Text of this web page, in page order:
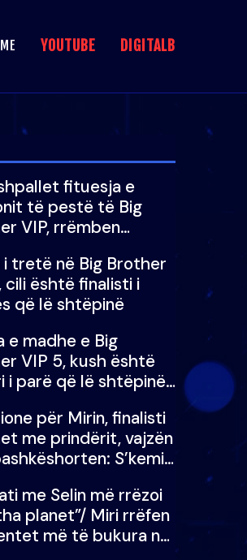
YOUTUBE DIGITALB
fituesja e
të pestë të Big
VIP, rrëmben
i tretë në Big Brother
cili është finalisti i
që lë shtëpinë
e madhe e Big
VIP 5, kush është
i parë që lë shtëpinë
e madh
për Mirin, finalisti
me prindërit, vajzën
S’kemi
me Selin më rrëzoi
planet”/ Miri rrëfen
më të bukura në